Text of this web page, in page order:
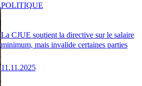
La CJUE soutient la directive sur le salaire
minimum, mais invalide certaines parties
11.11.2025
POLITIQUE